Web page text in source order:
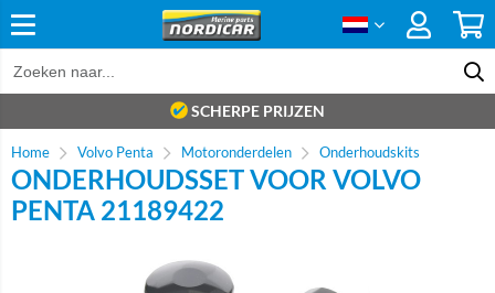
SCHERPE PRIJZEN
Home Volvo Penta Motoronderdelen Onderhoudskits
ONDERHOUDSSET VOOR VOLVO
PENTA 21189422